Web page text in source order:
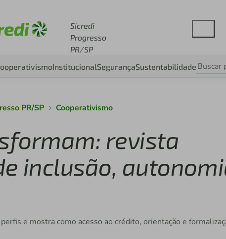
Sicredi
Progresso
PR/SP
InstitucionalSegurançaSustentabilidade
PR/SP Cooperativismo
revista
inclusão,
e mostra como acesso ao crédito, orientação e